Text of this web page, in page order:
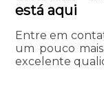
está aqui
Entre em
um pouco
excelente